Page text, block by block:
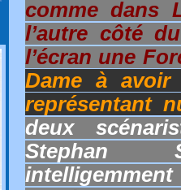
comme dans
l’autre côté
l’écran une
Dame à
représentant
deux
Stephan